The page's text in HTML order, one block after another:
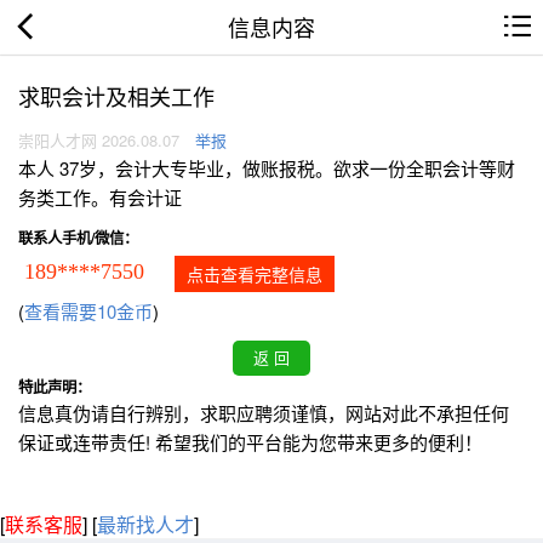
信息内容
求职会计及相关工作
崇阳人才网 2026.08.07 举报
本人 37岁，会计大专毕业，做账报税。欲求一份全职会计等财
务类工作。有会计证
联系人手机/微信：
189****7550 点击查看完整信息
(查看需要10金币)
特此声明：
信息真伪请自行辨别，求职应聘须谨慎，网站对此不承担任何
保证或连带责任! 希望我们的平台能为您带来更多的便利！
[联系客服] [最新找人才]